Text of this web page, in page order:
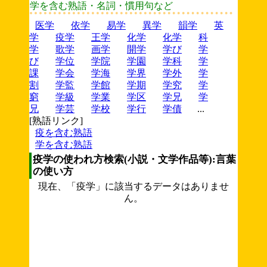
学を含む熟語・名詞・慣用句など
医学
依学 易学 異学 韻学
英
学
疫学 王学 化学 化学
科
学
歌学 画学 開学 学び
学
び
学位 学院 学園 学科
学
課
学会 学海 学界 学外
学
割
学監 学館 学期 学究
学
窮
学級 学業 学区 学兄
学
兄
学芸 学校 学行 学債
...
[熟語リンク]
疫を含む熟語
学を含む熟語
疫学の使われ方検索(小説・文学作品等):言葉
の使い方
現在、「疫学」に該当するデータはありませ
ん。